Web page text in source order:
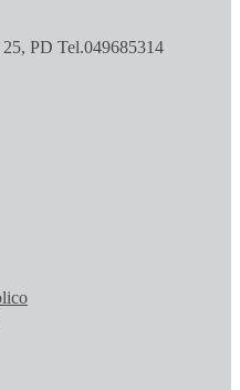
PD Tel.049685314